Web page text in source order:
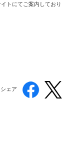
トにてご案内しており
シェア